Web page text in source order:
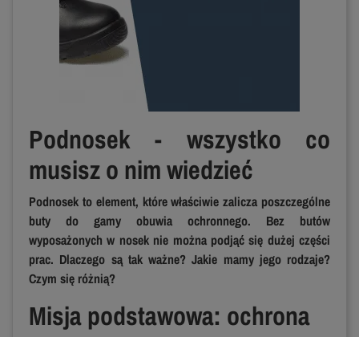
Podnosek - wszystko co
musisz o nim wiedzieć
Podnosek to element, które właściwie zalicza poszczególne
buty do gamy obuwia ochronnego. Bez butów
wyposażonych w nosek nie można podjąć się dużej części
prac. Dlaczego są tak ważne? Jakie mamy jego rodzaje?
Czym się różnią?
Misja podstawowa: ochrona